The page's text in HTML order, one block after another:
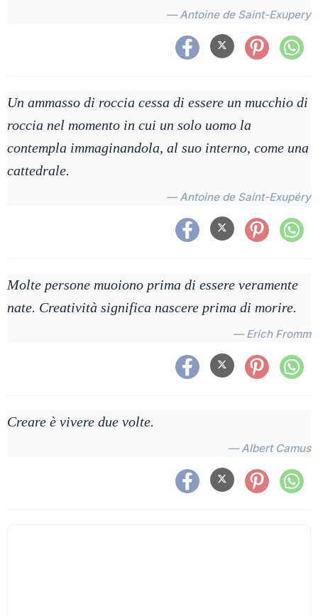
— Antoine de Saint-Exupery
Un ammasso di roccia cessa di essere un mucchio di
roccia nel momento in cui un solo uomo la
contempla immaginandola, al suo interno, come una
cattedrale.
— Antoine de Saint-Exupéry
Molte persone muoiono prima di essere veramente
nate. Creatività significa nascere prima di morire.
— Erich Fromm
Creare è vivere due volte.
— Albert Camus